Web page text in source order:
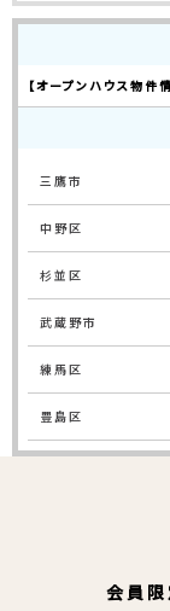
【オープンハウス物件
三鷹市
中野区
杉並区
武蔵野市
練馬区
豊島区
会員限